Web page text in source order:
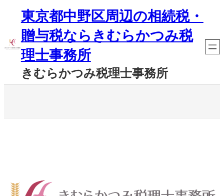
キ
東京都中野区周辺の相続税・
贈与税ならきむらかつみ税
理士事務所
きむらかつみ税理士事務所